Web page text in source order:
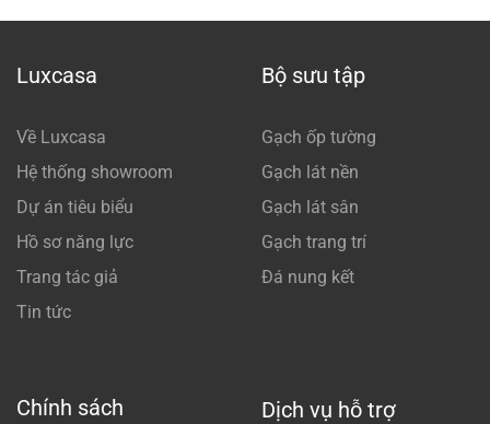
Luxcasa
Về Luxcasa
Hệ thống showroom
Dự án tiêu biểu
Hồ sơ năng lực
Trang tác giả
Tin tức
Bộ sưu tập
Gạch ốp tường
Gạch lát nền
Gạch lát sân
Gạch trang trí
Đá nung kết
Chính sách Dịch vụ hỗ trợ